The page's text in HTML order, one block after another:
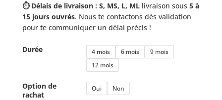
⏱️ Délais de livraison : S, MS, L, ML livraison sous 5 à
15 jours ouvrés. Nous te contactons dès validation
pour te communiquer un délai précis !
Durée 4 mois 6 mois
9 mois
12 mois
Option de
rachat
Oui Non